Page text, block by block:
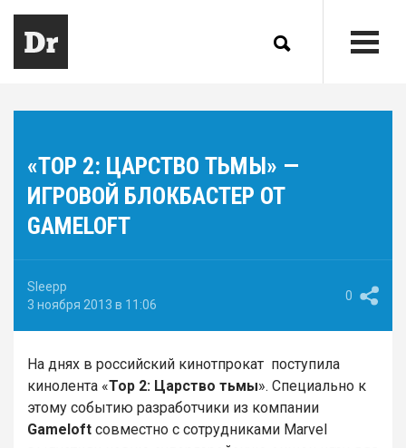
«ТОР 2: ЦАРСТВО ТЬМЫ» —
ИГРОВОЙ БЛОКБАСТЕР ОТ
GAMELOFT
Sleepp
3 ноября 2013 в 11:06
0
На днях в российский кинотпрокат поступила
кинолента «Тор 2: Царство тьмы». Специально к
этому событию разработчики из компании
Gameloft совместно с сотрудниками Marvel